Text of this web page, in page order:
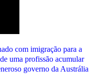
com imigração para a
uma profissão acumular
governo da Austrália